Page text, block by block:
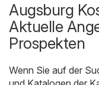
Augsburg
Aktuelle
Prospekten
Wenn Sie auf der